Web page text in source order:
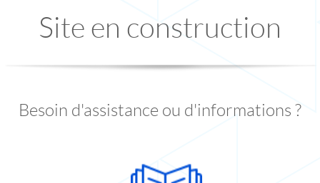
Site en construction
Besoin d'assistance ou d'informations ?